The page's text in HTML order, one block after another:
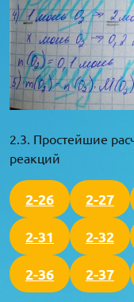
2.3. Простейшие
реакций
2-26 2-27
2-31 2-32
2-36 2-37